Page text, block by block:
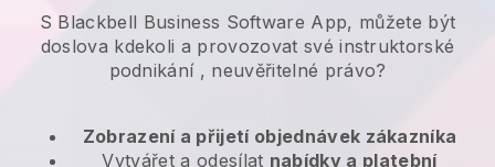
S Blackbell Business Software App, můžete být
doslova kdekoli a provozovat své instruktorské
podnikání, neuvěřitelné právo?
Zobrazení a přijetí objednávek zákazníka
Vytvářet a odesílat nabídky a platební